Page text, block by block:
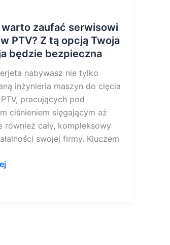
warto zaufać serwisowi
PTV? Z tą opcją Twoja
będzie bezpieczna
nabywasz nie tylko
inżynieria maszyn do cięcia
pracujących pod
ciśnieniem sięgającym aż
również cały, kompleksowy
swojej firmy. Kluczem